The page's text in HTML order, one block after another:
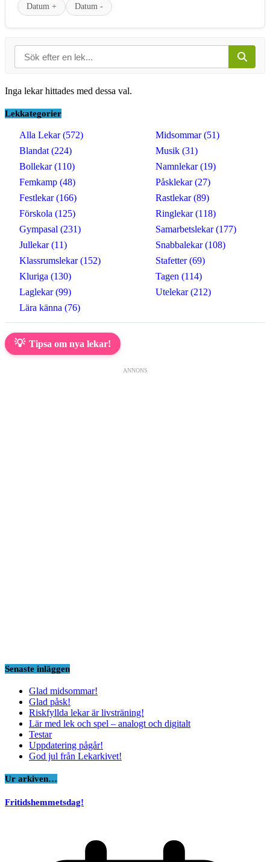
Datum +
Datum -
Inga lekar hittades med dessa val.
Lekkategorier
Alla Lekar (572)
Blandat (224)
Bollekar (110)
Femkamp (48)
Festlekar (166)
Förskola (125)
Gympasal (231)
Jullekar (11)
Klassrumslekar (152)
Kluriga (130)
Laglekar (99)
Lära känna (76)
Midsommar (51)
Musik (31)
Namnlekar (19)
Påsklekar (27)
Rastlekar (89)
Ringlekar (118)
Samarbetslekar (177)
Snabbalekar (108)
Stafetter (69)
Tagen (114)
Utelekar (212)
💡 Tipsa om nya lekar!
ANNONS
Senaste inläggen
Glad midsommar!
Glad påsk!
Riskfyllda lekar är livsträning!
Lär med lek och spel – analogt och digitalt
Testar
Uppdatering pågår!
God jul från Lekarkivet!
Ur arkiven…
Fritidshemmetsdag!